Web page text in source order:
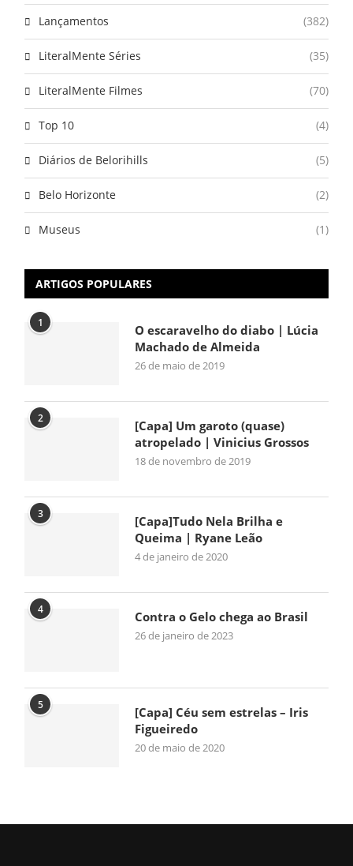
Lançamentos (382)
LiteralMente Séries (35)
LiteralMente Filmes (70)
Top 10 (4)
Diários de Belorihills (5)
Belo Horizonte (2)
Museus (1)
ARTIGOS POPULARES
1
O escaravelho do diabo | Lúcia
Machado de Almeida
26 de maio de 2019
2
[Capa] Um garoto (quase)
atropelado | Vinicius Grossos
18 de novembro de 2019
3
[Capa]Tudo Nela Brilha e
Queima | Ryane Leão
4 de janeiro de 2020
4 Contra o Gelo chega ao Brasil
26 de janeiro de 2023
5
[Capa] Céu sem estrelas – Iris
Figueiredo
20 de maio de 2020